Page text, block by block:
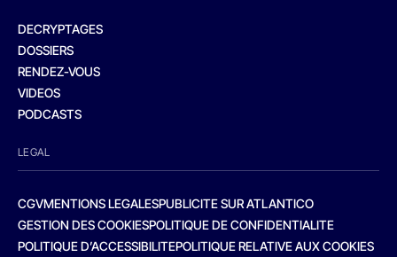
DECRYPTAGES
DOSSIERS
RENDEZ-VOUS
VIDEOS
PODCASTS
LEGAL
CGVMENTIONS LEGALESPUBLICITE SUR ATLANTICO
GESTION DES COOKIESPOLITIQUE DE CONFIDENTIALITE
POLITIQUE D’ACCESSIBILITEPOLITIQUE RELATIVE AUX COOKIES